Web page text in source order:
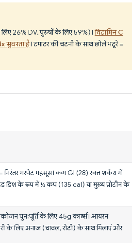
26% DV, पुरुषों के लिए 59%)। विटामिन C
सुधरता है। टमाटर की चटनी के साथ छोले भटूरे =
निरंतर भरपेट महसूस। कम GI (28) रक्त शर्करा में
डिश के रूप में ½ कप (135 cal) या मुख्य प्रोटीन के
पुनःपूर्ति के लिए 45g कार्ब्स। आयरन
के लिए अनाज (चावल, रोटी) के साथ मिलाएं और